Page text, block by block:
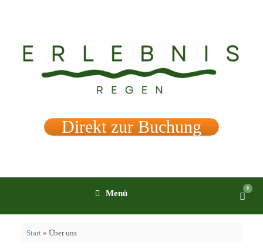
Direkt zur Buchung
Menü
0
Start» Über uns